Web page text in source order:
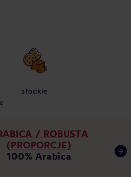
słodkie
/ ROBUSTA
(PROPORCJE)
100% Arabica